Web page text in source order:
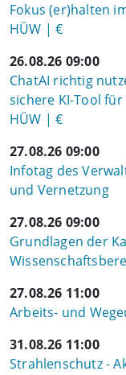
Fokus (er)halten
HÜW | €
26.08.26 09:00
ChatAI richtig
sichere KI-Tool
HÜW | €
27.08.26 09:00
Infotag des
und Vernetzung
27.08.26 09:00
Grundlagen der
27.08.26 11:00
Arbeits- und
31.08.26 11:00
Strahlenschutz -